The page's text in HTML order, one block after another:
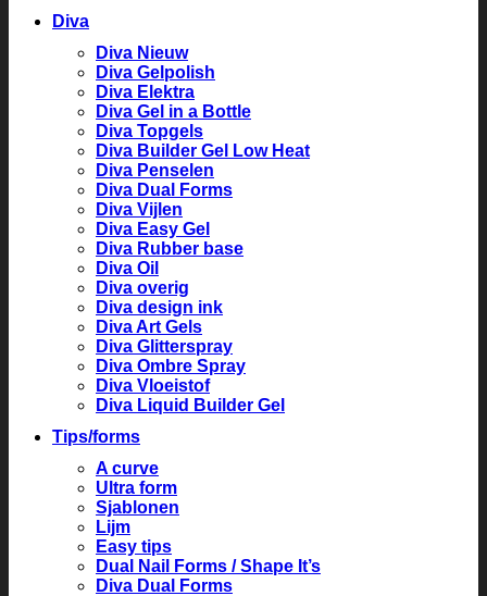
Diva
Diva Nieuw
Diva Gelpolish
Diva Elektra
Diva Gel in a Bottle
Diva Topgels
Diva Builder Gel Low Heat
Diva Penselen
Diva Dual Forms
Diva Vijlen
Diva Easy Gel
Diva Rubber base
Diva Oil
Diva overig
Diva design ink
Diva Art Gels
Diva Glitterspray
Diva Ombre Spray
Diva Vloeistof
Diva Liquid Builder Gel
Tips/forms
A curve
Ultra form
Sjablonen
Lijm
Easy tips
Dual Nail Forms / Shape It’s
Diva Dual Forms